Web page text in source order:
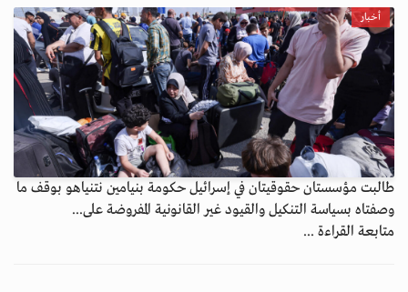
أخبار
طالبت مؤسستان حقوقيتان في إسرائيل حكومة بنيامين نتنياهو بوقف ما
وصفتاه بسياسة التنكيل والقيود غير القانونية المفروضة على...
متابعة القراءة ...